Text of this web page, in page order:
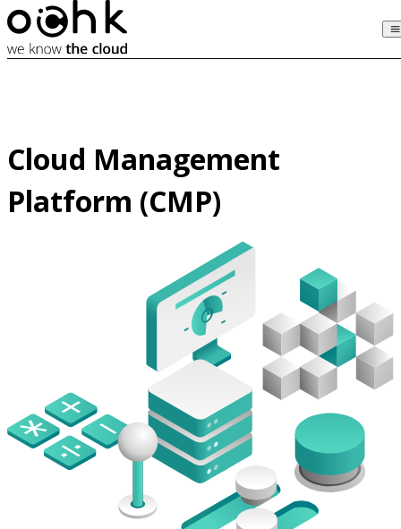
Cloud Management
Platform (CMP)